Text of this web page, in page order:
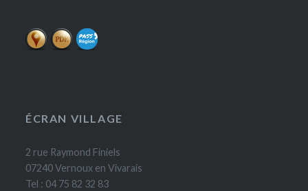
ÉCRAN VILLAGE
2 rue Raymond Finiels
07240 Vernoux en Vivarais
Tel : 04 75 82 32 83